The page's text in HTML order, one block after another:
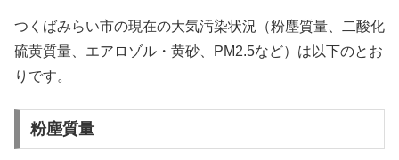
つくばみらい市の現在の大気汚染状況（粉塵質量、二酸化
硫黄質量、エアロゾル・黄砂、PM2.5など）は以下のとお
りです。
粉塵質量